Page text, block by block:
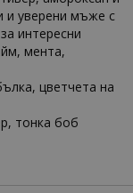
и уверени мъже с
интересни
мента,
цветчета на
тонка боб